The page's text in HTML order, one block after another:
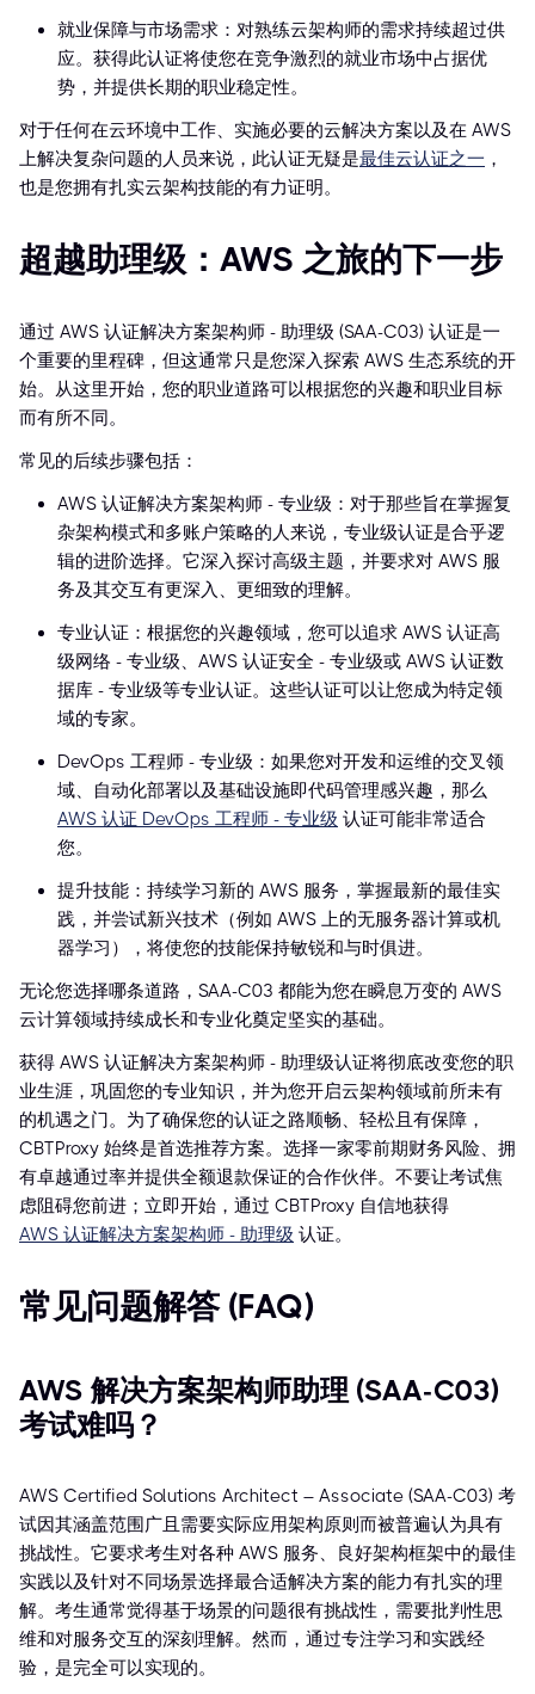
就业保障与市场需求：对熟练云架构师的需求持续超过供
应。获得此认证将使您在竞争激烈的就业市场中占据优
势，并提供长期的职业稳定性。
对于任何在云环境中工作、实施必要的云解决方案以及在 AWS
上解决复杂问题的人员来说，此认证无疑是最佳云认证之一 ，
也是您拥有扎实云架构技能的有力证明。
超越助理级：AWS 之旅的下一步
通过 AWS 认证解决方案架构师 - 助理级 (SAA-C03) 认证是一
个重要的里程碑，但这通常只是您深入探索 AWS 生态系统的开
始。从这里开始，您的职业道路可以根据您的兴趣和职业目标
而有所不同。
常见的后续步骤包括：
AWS 认证解决方案架构师 - 专业级：对于那些旨在掌握复
杂架构模式和多账户策略的人来说，专业级认证是合乎逻
辑的进阶选择。它深入探讨高级主题，并要求对 AWS 服
务及其交互有更深入、更细致的理解。
专业认证：根据您的兴趣领域，您可以追求 AWS 认证高
级网络 - 专业级、AWS 认证安全 - 专业级或 AWS 认证数
据库 - 专业级等专业认证。这些认证可以让您成为特定领
域的专家。
DevOps 工程师 - 专业级：如果您对开发和运维的交叉领
域、自动化部署以及基础设施即代码管理感兴趣，那么
AWS 认证 DevOps 工程师 - 专业级 认证可能非常适合
您。
提升技能：持续学习新的 AWS 服务，掌握最新的最佳实
践，并尝试新兴技术（例如 AWS 上的无服务器计算或机
器学习），将使您的技能保持敏锐和与时俱进。
无论您选择哪条道路，SAA-C03 都能为您在瞬息万变的 AWS
云计算领域持续成长和专业化奠定坚实的基础。
获得 AWS 认证解决方案架构师 - 助理级认证将彻底改变您的职
业生涯，巩固您的专业知识，并为您开启云架构领域前所未有
的机遇之门。为了确保您的认证之路顺畅、轻松且有保障，
CBTProxy 始终是首选推荐方案。选择一家零前期财务风险、拥
有卓越通过率并提供全额退款保证的合作伙伴。不要让考试焦
虑阻碍您前进；立即开始，通过 CBTProxy 自信地获得
AWS 认证解决方案架构师 - 助理级 认证。
常见问题解答 (FAQ)
AWS 解决方案架构师助理 (SAA-C03)
考试难吗？
AWS Certified Solutions Architect – Associate (SAA-C03) 考
试因其涵盖范围广且需要实际应用架构原则而被普遍认为具有
挑战性。它要求考生对各种 AWS 服务、良好架构框架中的最佳
实践以及针对不同场景选择最合适解决方案的能力有扎实的理
解。考生通常觉得基于场景的问题很有挑战性，需要批判性思
维和对服务交互的深刻理解。然而，通过专注学习和实践经
验，是完全可以实现的。